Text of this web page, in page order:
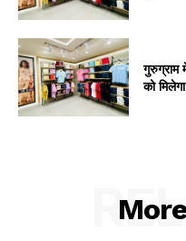
गुरुग्राम
को